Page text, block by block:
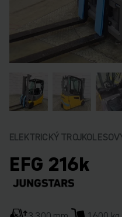
ELEKTRICKÝ
EFG 216k